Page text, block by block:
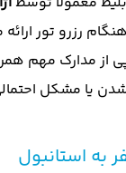
رزرو تور
مدارک مهم
یا مشکل
به استانبول